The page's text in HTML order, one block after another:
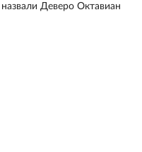
Деверо Октавиан